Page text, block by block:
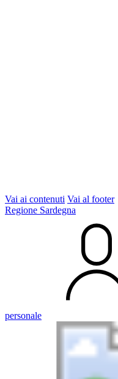
Vai ai contenuti Vai al footer
Regione Sardegna
personale